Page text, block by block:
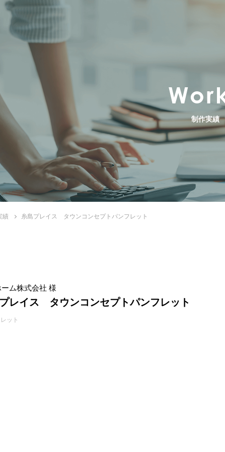
制作実績
績 糸島プレイス タウンコンセプトパンフレット
ム株式会社 様
レイス タウンコンセプトパンフレット
ット